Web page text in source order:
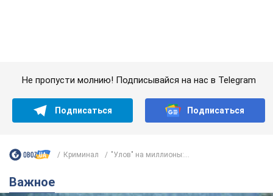
Значительные штрафы и специальные
полигоны: как проблему джипинга решают за
Украине не помешает взять пример со стран Европы